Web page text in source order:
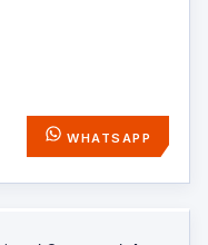
WHATSAPP